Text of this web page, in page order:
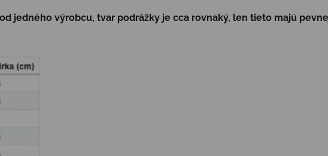
jedného výrobcu, tvar podrážky je cca rovnaký, len tieto majú